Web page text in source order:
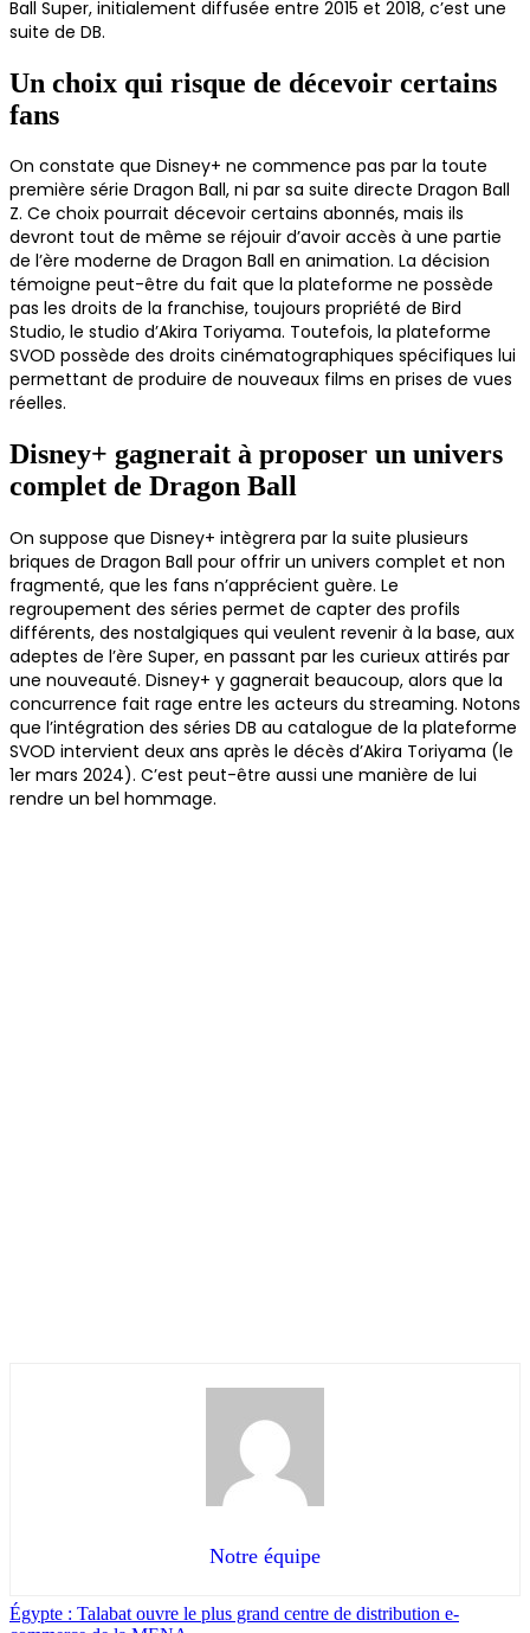
Ball Super, initialement diffusée entre 2015 et 2018, c’est une
suite de DB.
Un choix qui risque de décevoir certains
fans
On constate que Disney+ ne commence pas par la toute
première série Dragon Ball, ni par sa suite directe Dragon Ball
Z. Ce choix pourrait décevoir certains abonnés, mais ils
devront tout de même se réjouir d’avoir accès à une partie
de l’ère moderne de Dragon Ball en animation. La décision
témoigne peut-être du fait que la plateforme ne possède
pas les droits de la franchise, toujours propriété de Bird
Studio, le studio d’Akira Toriyama. Toutefois, la plateforme
SVOD possède des droits cinématographiques spécifiques lui
permettant de produire de nouveaux films en prises de vues
réelles.
Disney+ gagnerait à proposer un univers
complet de Dragon Ball
On suppose que Disney+ intègrera par la suite plusieurs
briques de Dragon Ball pour offrir un univers complet et non
fragmenté, que les fans n’apprécient guère. Le
regroupement des séries permet de capter des profils
différents, des nostalgiques qui veulent revenir à la base, aux
adeptes de l’ère Super, en passant par les curieux attirés par
une nouveauté. Disney+ y gagnerait beaucoup, alors que la
concurrence fait rage entre les acteurs du streaming. Notons
que l’intégration des séries DB au catalogue de la plateforme
SVOD intervient deux ans après le décès d’Akira Toriyama (le
1er mars 2024). C’est peut-être aussi une manière de lui
rendre un bel hommage.
Notre équipe
Égypte : Talabat ouvre le plus grand centre de distribution e-